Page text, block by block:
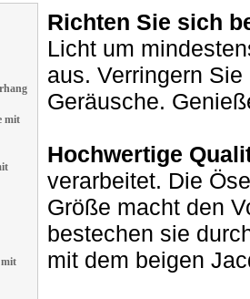
mit
mit
Richten Sie sich
Licht um
aus. Verringern
Geräusche.
Hochwertige
verarbeitet. Die
Größe macht den
bestechen sie
mit dem beigen